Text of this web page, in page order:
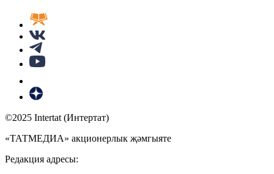
©2025 Intertat (Интертат)
«ТАТМЕДИА» акционерлык җәмгыяте
Редакция адресы: